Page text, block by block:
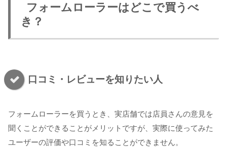
フォームローラーはどこで買うべ
き？
口コミ・レビューを知りたい人
フォームローラーを買うとき、実店舗では店員さんの意見を
聞くことができることがメリットですが、実際に使ってみた
ユーザーの評価や口コミを知ることができません。